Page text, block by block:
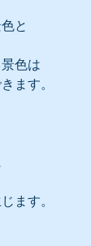
と
色は
ます。
ます。